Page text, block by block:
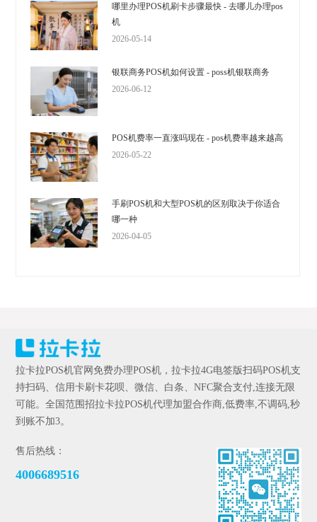
哪里办理POS机刷卡步骤最快 - 去哪儿办理pos
机
2026-05-14
银联商务POS机如何设置 - poss机银联商务
2026-06-12
POS机费率一直涨吗现在 - pos机费率越来越高
2026-05-22
手刷POS机和大型POS机的区别取决于你适合
哪一种
2026-04-05
拉卡拉POS机官网免费办理POS机，拉卡拉4G电签版扫码POS机支
持扫码、信用卡刷卡花呗、微信、白条、NFC聚合支付,连接无限
可能。全国范围招拉卡拉POS机代理加盟合作商,低费率,不调码,秒
到账不加3。
售后热线：
4006689516